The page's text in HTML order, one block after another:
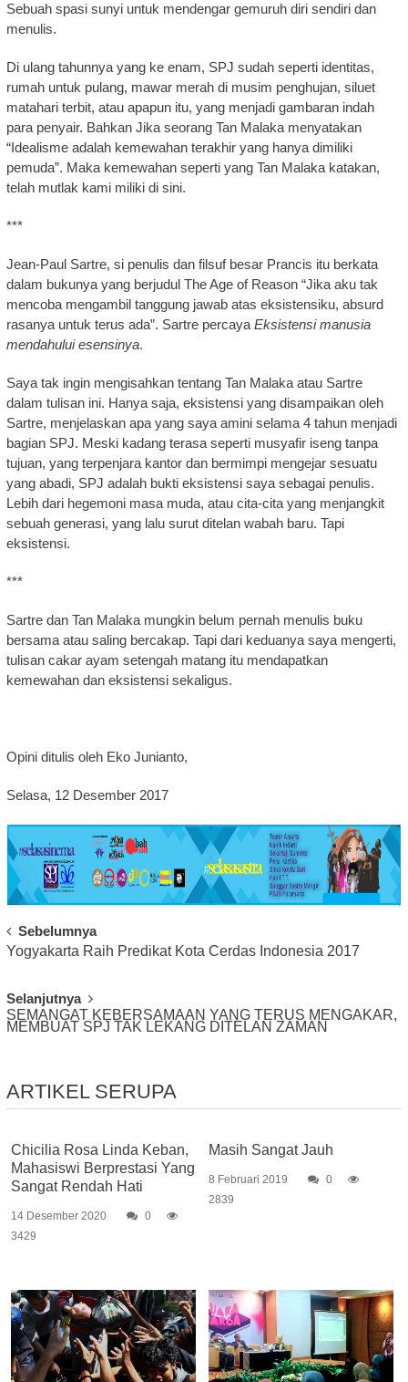
Sebuah spasi sunyi untuk mendengar gemuruh diri sendiri dan
menulis.
Di ulang tahunnya yang ke enam, SPJ sudah seperti identitas,
rumah untuk pulang, mawar merah di musim penghujan, siluet
matahari terbit, atau apapun itu, yang menjadi gambaran indah
para penyair. Bahkan Jika seorang Tan Malaka menyatakan
“Idealisme adalah kemewahan terakhir yang hanya dimiliki
pemuda”. Maka kemewahan seperti yang Tan Malaka katakan,
telah mutlak kami miliki di sini.
***
Jean-Paul Sartre, si penulis dan filsuf besar Prancis itu berkata
dalam bukunya yang berjudul The Age of Reason “Jika aku tak
mencoba mengambil tanggung jawab atas eksistensiku, absurd
rasanya untuk terus ada”. Sartre percaya Eksistensi manusia
mendahului esensinya.
Saya tak ingin mengisahkan tentang Tan Malaka atau Sartre
dalam tulisan ini. Hanya saja, eksistensi yang disampaikan oleh
Sartre, menjelaskan apa yang saya amini selama 4 tahun menjadi
bagian SPJ. Meski kadang terasa seperti musyafir iseng tanpa
tujuan, yang terpenjara kantor dan bermimpi mengejar sesuatu
yang abadi, SPJ adalah bukti eksistensi saya sebagai penulis.
Lebih dari hegemoni masa muda, atau cita-cita yang menjangkit
sebuah generasi, yang lalu surut ditelan wabah baru. Tapi
eksistensi.
***
Sartre dan Tan Malaka mungkin belum pernah menulis buku
bersama atau saling bercakap. Tapi dari keduanya saya mengerti,
tulisan cakar ayam setengah matang itu mendapatkan
kemewahan dan eksistensi sekaligus.
Opini ditulis oleh Eko Junianto,
Selasa, 12 Desember 2017
Post
Navigation
Sebelumnya
Yogyakarta Raih Predikat Kota Cerdas Indonesia 2017
Selanjutnya
SEMANGAT KEBERSAMAAN YANG TERUS MENGAKAR,
MEMBUAT SPJ TAK LEKANG DITELAN ZAMAN
ARTIKEL SERUPA
Chicilia Rosa Linda Keban,
Mahasiswi Berprestasi Yang
Sangat Rendah Hati
14 Desember 2020
0
3429
Masih Sangat Jauh
8 Februari 2019
0
2839